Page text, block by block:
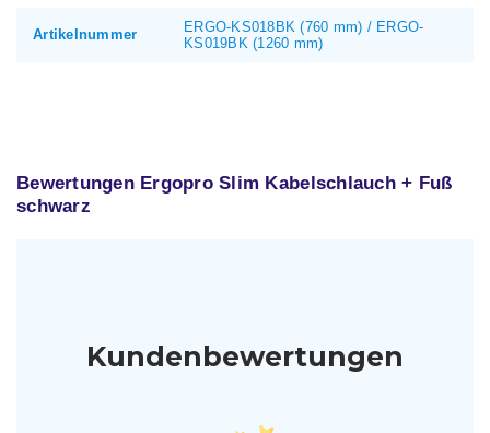
Artikelnummer
ERGO-KS018BK (760 mm) / ERGO-
KS019BK (1260 mm)
Bewertungen Ergopro Slim Kabelschlauch + Fuß
schwarz
Kundenbewertungen